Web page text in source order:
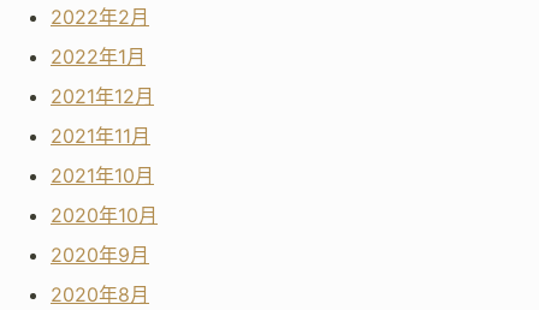
2022年2月
2022年1月
2021年12月
2021年11月
2021年10月
2020年10月
2020年9月
2020年8月